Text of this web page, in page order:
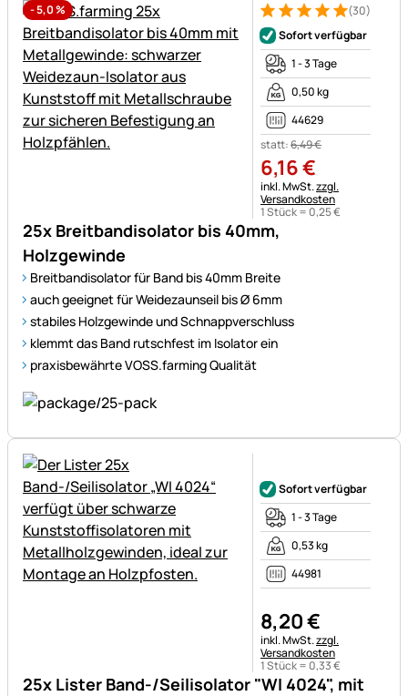
-5,0%
25x Breitbandisolator bis 40mm,
Holzgewinde
Breitbandisolator für Band bis 40mm Breite
auch geeignet für Weidezaunseil bis Ø 6mm
stabiles Holzgewinde und Schnappverschluss
klemmt das Band rutschfest im Isolator ein
praxisbewährte VOSS.farming Qualität
Bewertung: 5 von 5 (30
30 Bewertungen (30)
Sofort verfügbar
1 - 3 Tage
0,50 kg
44629
statt:6,49€
6,16€
Steuerhinweis:
inkl. MwSt.zzgl.
Versandkosten
1 Stück = 0,25€
25x Lister Band-/Seilisolator "WI 4024", mit
Sofort verfügbar
1 - 3 Tage
0,53 kg
44981
8,20€
Steuerhinweis:
inkl. MwSt.zzgl.
Versandkosten
1 Stück = 0,33€